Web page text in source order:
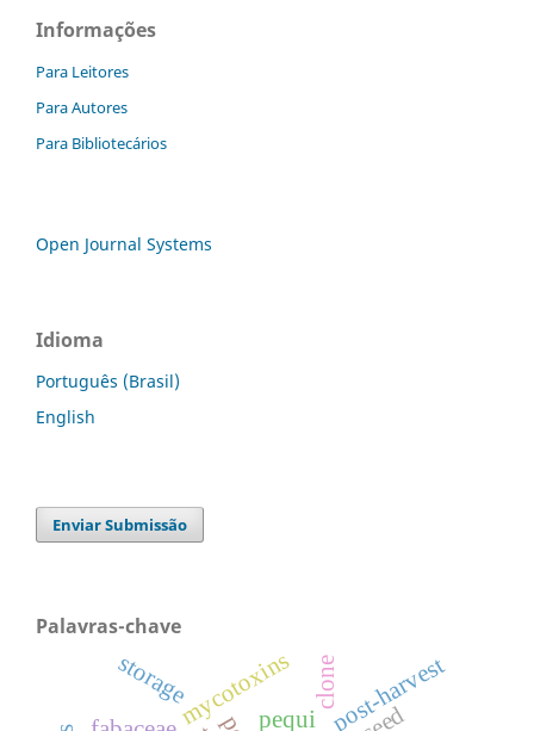
Informações
Para Leitores
Para Autores
Para Bibliotecários
Open Journal Systems
Idioma
Português (Brasil)
English
Enviar Submissão
Palavras-chave
pequi post-harvest
mycotoxins
storage clone